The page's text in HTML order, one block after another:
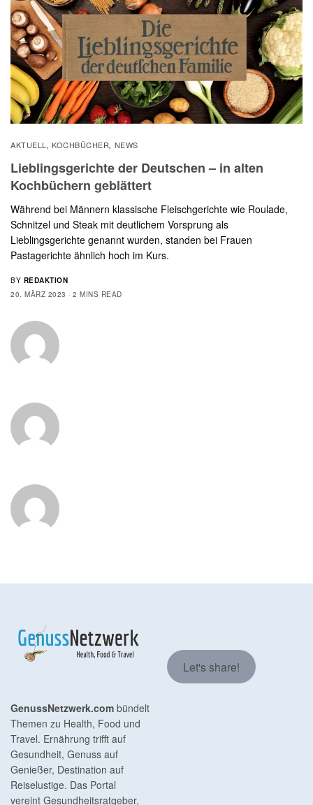
AKTUELL , KOCHBÜCHER, NEWS
Lieblingsgerichte der Deutschen – in alten
Kochbüchern geblättert
Während bei Männern klassische Fleischgerichte wie Roulade,
Schnitzel und Steak mit deutlichem Vorsprung als
Lieblingsgerichte genannt wurden, standen bei Frauen
Pastagerichte ähnlich hoch im Kurs.
BY REDAKTION
20. MÄRZ 2023
2 MINS READ
GenussNetzwerk.com bündelt
Themen zu Health, Food und
Travel. Ernährung trifft auf
Gesundheit, Genuss auf
Genießer, Destination auf
Reiselustige. Das Portal
vereint Gesundheitsratgeber,
Let's share!